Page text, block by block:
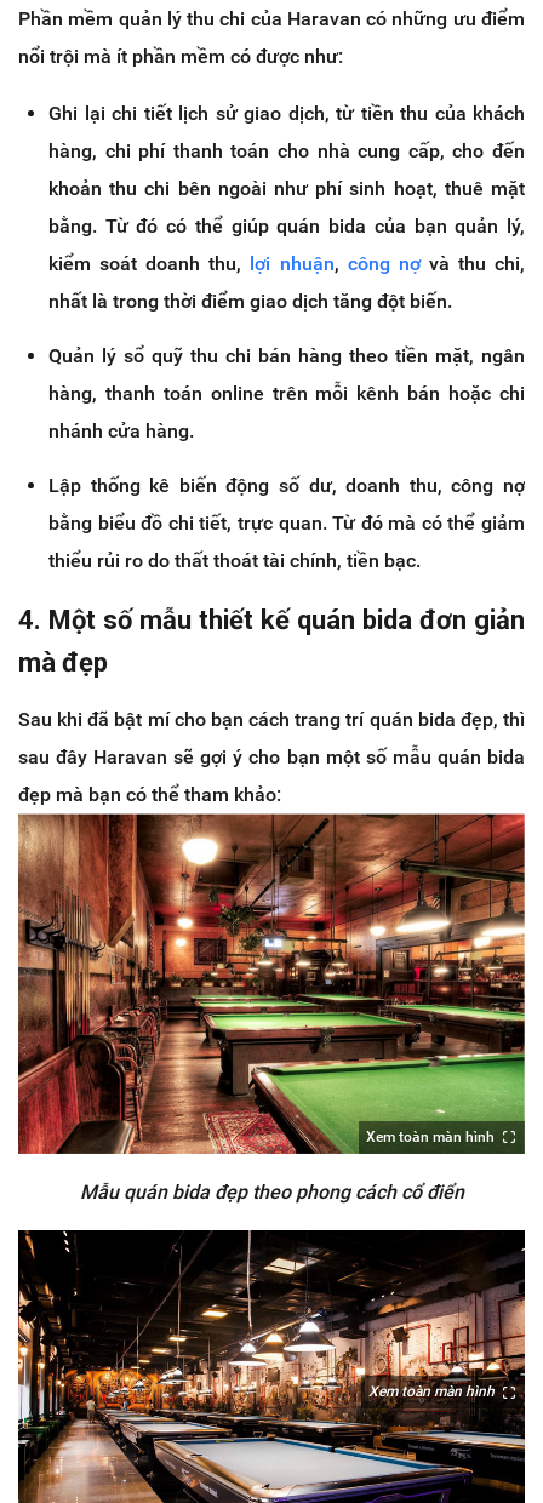
Phần mềm quản lý thu chi của Haravan có những ưu điểm
nổi trội mà ít phần mềm có được như:
Ghi lại chi tiết lịch sử giao dịch, từ tiền thu của khách
hàng, chi phí thanh toán cho nhà cung cấp, cho đến
khoản thu chi bên ngoài như phí sinh hoạt, thuê mặt
bằng. Từ đó có thể giúp quán bida của bạn quản lý,
kiểm soát doanh thu,
lợi nhuận, công nợvà thu chi,
nhất là trong thời điểm giao dịch tăng đột biến.
Quản lý sổ quỹ thu chi bán hàng theo tiền mặt, ngân
hàng, thanh toán online trên mỗi kênh bán hoặc chi
nhánh cửa hàng.
Lập thống kê biến động số dư, doanh thu, công nợ
bằng biểu đồ chi tiết, trực quan. Từ đó mà có thể giảm
thiểu rủi ro do thất thoát tài chính, tiền bạc.
4. Một số mẫu thiết kế quán bida đơn giản
mà đẹp
Sau khi đã bật mí cho bạn cách trang trí quán bida đẹp, thì
sau đây Haravan sẽ gợi ý cho bạn một số mẫu quán bida
đẹp mà bạn có thể tham khảo:
Xem toàn màn hình
Mẫu quán bida đẹp theo phong cách cổ điển
Xem toàn màn hình